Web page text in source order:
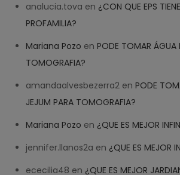
analucia.tova en ¿CON QUE EPS
PROFAMILIA?
Mariana Pozo enPODE TOMAR ÁGUA
TOMOGRAFIA?
amandaalvesbezerra2 enPODE
JEJUM PARA TOMOGRAFIA?
Mariana Pozo en ¿QUE ES MEJOR
jennifer.llanos2a en ¿QUE ES MEJOR
ececilia48 en ¿QUE ES MEJOR